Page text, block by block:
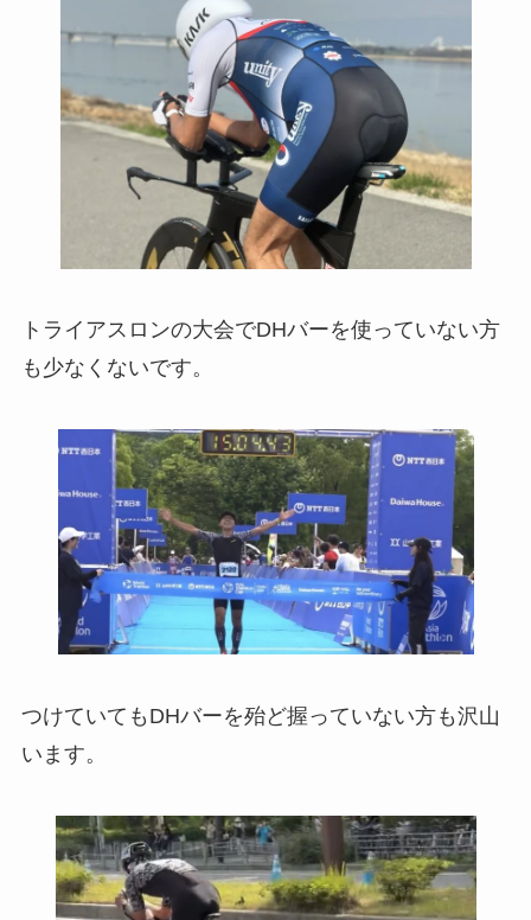
トライアスロンの大会でDHバーを使っていない方
も少なくないです。
つけていてもDHバーを殆ど握っていない方も沢山
います。